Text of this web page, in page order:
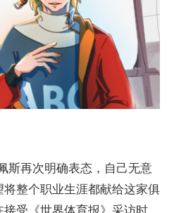
斯再次明确表态，自己无意
整个职业生涯都献给这家俱